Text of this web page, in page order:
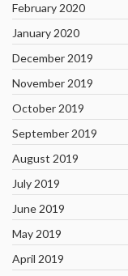
February 2020
January 2020
December 2019
November 2019
October 2019
September 2019
August 2019
July 2019
June 2019
May 2019
April 2019